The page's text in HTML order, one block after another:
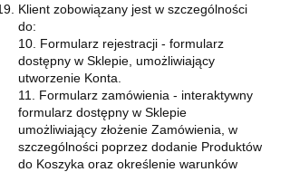
Klient zobowiązany jest w szczególności
do:
10. Formularz rejestracji - formularz
dostępny w Sklepie, umożliwiający
utworzenie Konta.
11. Formularz zamówienia - interaktywny
formularz dostępny w Sklepie
umożliwiający złożenie Zamówienia, w
szczególności poprzez dodanie Produktów
do Koszyka oraz określenie warunków